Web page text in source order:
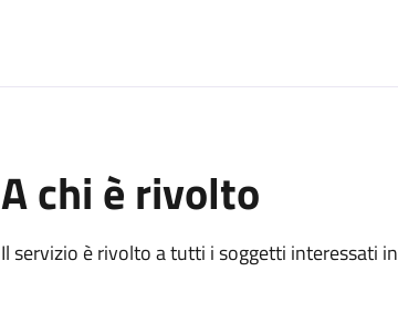
A chi è rivolto
Il servizio è rivolto a tutti i soggetti interessati